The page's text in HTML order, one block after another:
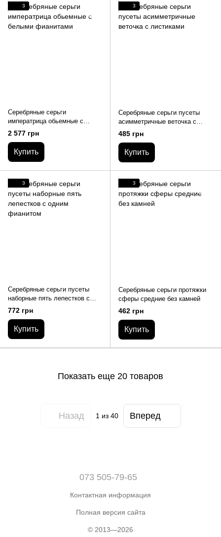
3
Серебряные серьги
императрица обьемные с
белыми фианитами
2 577 грн
Купить
3
Серебряные серьги пусеты
асимметричные веточка с
листиками
485 грн
Купить
3
Серебряные серьги пусеты
наборные пять лепестков с
одним фианитом
772 грн
Купить
3
Серебряные серьги протяжки
сферы средние без камней
462 грн
Купить
Показать еще 20 товаров
Назад 1из 40 Вперед
073 505-79-65
Контактная информация
Полная версия сайта
© 2013—2026